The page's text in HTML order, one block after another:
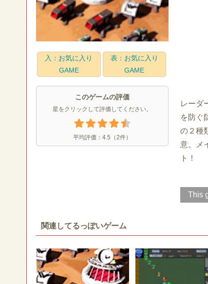
入：お気に入り
GAME
表：お気に入り
GAME
このゲームの評価
星をクリックして評価してください。
平均評価： 4.5 （2件）
レーダ
を防ぐ
の２種
意。メ
ト！
This
関連してるっぽいゲーム